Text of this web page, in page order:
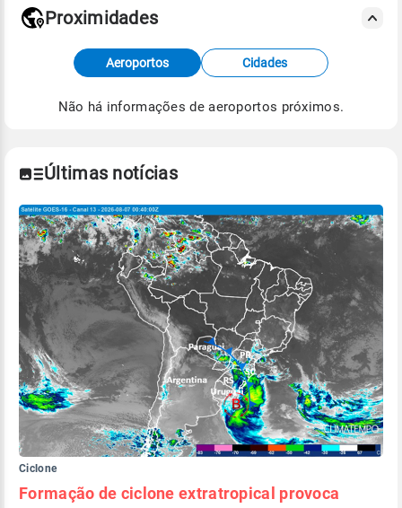
Fonte: dados combinados de estações
meteorológicas e satélite do Centro de Previsão
de Tempo e Estudos Climáticos (CPTEC).
Proximidades
Aeroportos Cidades
Não há informações de aeroportos próximos.
Últimas notícias
Ciclone
Formação de ciclone extratropical provoca